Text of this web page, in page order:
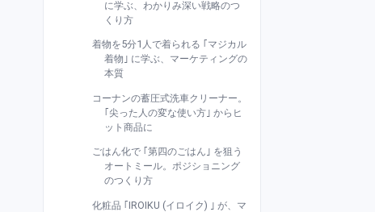
に学ぶ、わかりみ深い戦略のつ
くり方
着物を5分1人で着られる ｢マジカル
着物｣ に学ぶ、マーケティングの
本質
コーナンの蓄圧式洗車クリーナー。
｢尖った人の変な使い方｣ からヒ
ット商品に
ごはん化で ｢第四のごはん｣ を狙う
オートミール。ポジショニング
のつくり方
化粧品 ｢IROIKU (イロイク) ｣ が、マ